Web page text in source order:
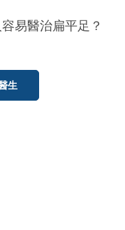
易醫治扁平足？
生